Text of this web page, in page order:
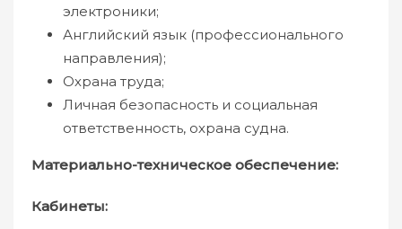
электроники;
Английский язык (профессионального
направления);
Охрана труда;
Личная безопасность и социальная
ответственность, охрана судна.
Материально-техническое обеспечение:
Кабинеты: